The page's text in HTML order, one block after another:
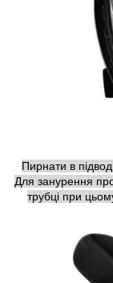
Пирнати в
Для занурення
трубці при